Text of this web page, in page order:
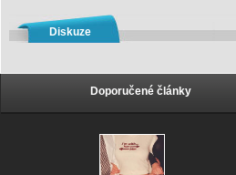
Diskuze
Doporučené články